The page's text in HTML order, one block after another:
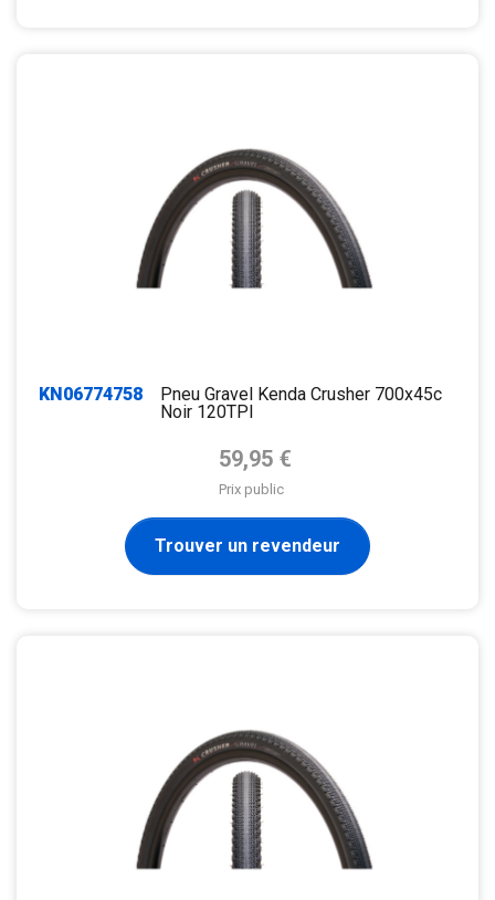
KN06774758
Pneu Gravel Kenda Crusher 700x45c
Noir 120TPI
Prix de base
59,95 €
Prix public
Trouver un revendeur